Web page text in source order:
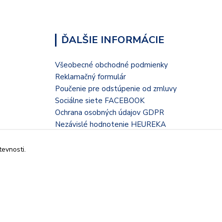
ĎALŠIE INFORMÁCIE
Všeobecné obchodné podmienky
Reklamačný formulár
Poučenie pre odstúpenie od zmluvy
Sociálne siete FACEBOOK
Ochrana osobných údajov GDPR
Nezávislé hodnotenie HEUREKA